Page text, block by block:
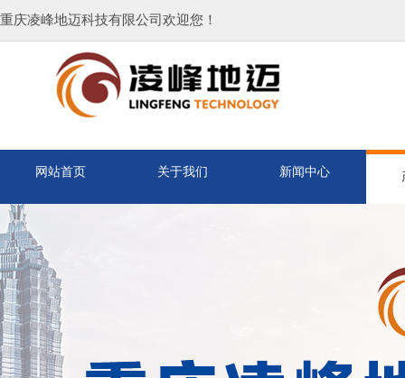
重庆凌峰地迈科技有限公司欢迎您！
网站首页 关于我们 新闻中心